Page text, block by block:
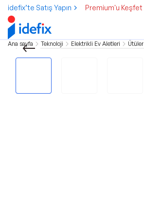
idefix’te Satış Yapın Premium'u Keşfet
Ana sayfa Teknoloji Elektrikli Ev Aletleri Ütüler